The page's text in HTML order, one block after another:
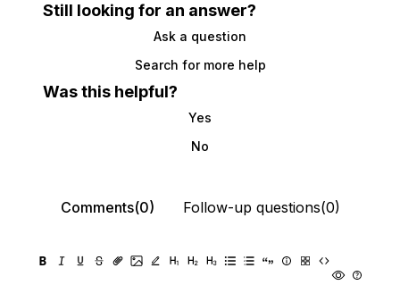
Still looking for an answer?
Ask a question
Search for more help
Was this helpful?
Yes
No
Comments(0) Follow-up questions(0)